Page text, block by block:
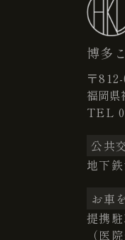
博多
〒
福岡県
TEL
公共
地下
お車
提携
（医